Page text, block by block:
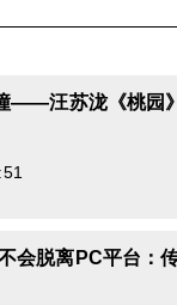
——汪苏泷《桃园
会脱离PC平台：